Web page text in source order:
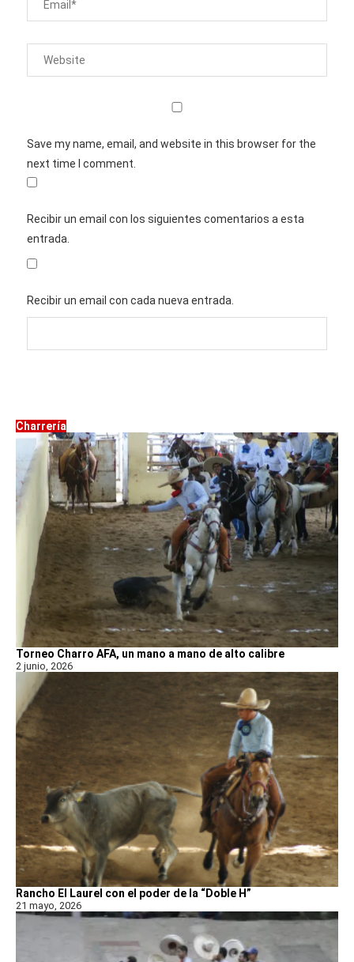
Save my name, email, and website in this browser for the
next time I comment.
Recibir un email con los siguientes comentarios a esta
entrada.
Recibir un email con cada nueva entrada.
Charrería
Torneo Charro AFA, un mano a mano de alto calibre
2 junio, 2026
Rancho El Laurel con el poder de la “Doble H”
21 mayo, 2026